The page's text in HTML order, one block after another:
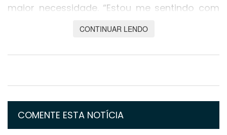
maior necessidade. “Estou me sentindo com
dever cumprido. É muito importante nós
famílias, que estão necessitando neste
início do Executivo”, afirmou a presidente da
Câmara de Cuiabá, Paula Calil (PL).
O pagamento do auxílio será realizado em
CONTINUAR LENDO
COMENTE ESTA NOTÍCIA